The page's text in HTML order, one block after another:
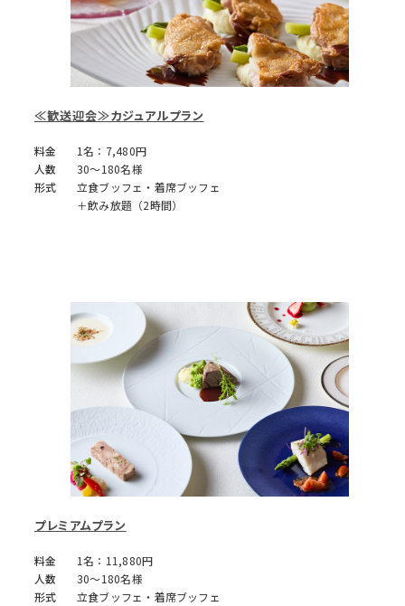
≪歓送迎会≫カジュアルプラン
料金
1名：7,480円
人数
30～180名様
形式
立食ブッフェ・着席ブッフェ
＋飲み放題（2時間）
プレミアムプラン
料金
1名：11,880円
人数
30～180名様
形式
立食ブッフェ・着席ブッフェ